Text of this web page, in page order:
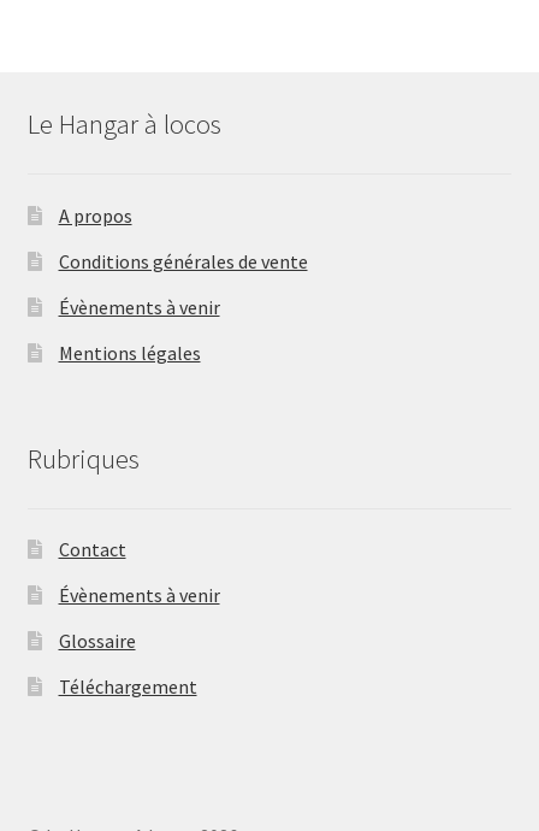
Le Hangar à locos
A propos
Conditions générales de vente
Évènements à venir
Mentions légales
Rubriques
Contact
Évènements à venir
Glossaire
Téléchargement